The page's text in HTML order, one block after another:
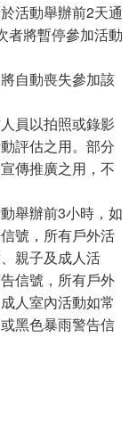
活動舉辦前2天通
者將暫停參加活動
自動喪失參加該
員以拍照或錄影
評估之用。部分
傳推廣之用，不
舉辦前3小時，如
號，所有戶外活
親子及成人活
信號，所有戶外
人室內活動如常
黑色暴雨警告信